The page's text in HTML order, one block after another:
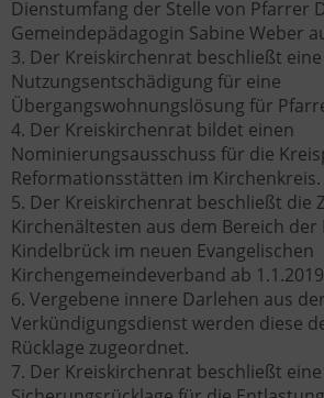
Dienstumfang der Stelle von Pfarrer
Gemeindepädagogin Sabine Weber
3. Der Kreiskirchenrat beschließt
Nutzungsentschädigung für eine
Übergangswohnungslösung für
4. Der Kreiskirchenrat bildet einen
Nominierungsausschuss für die
Reformationsstätten im Kirchenkreis.
5. Der Kreiskirchenrat beschließt die
Kirchenältesten aus dem Bereich der
Kindelbrück im neuen Evangelischen
Kirchengemeindeverband ab
6. Vergebene innere Darlehen aus
Verkündigungsdienst werden diese
Rücklage zugeordnet.
7. Der Kreiskirchenrat beschließt